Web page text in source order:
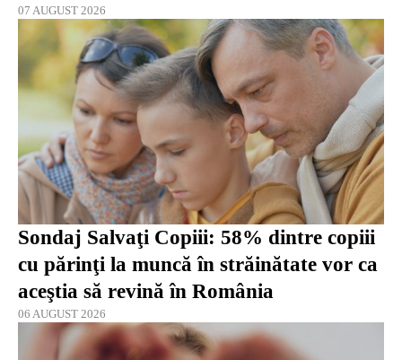
07 AUGUST 2026
Sondaj Salvaţi Copiii: 58% dintre copiii
cu părinţi la muncă în străinătate vor ca
aceştia să revină în România
06 AUGUST 2026